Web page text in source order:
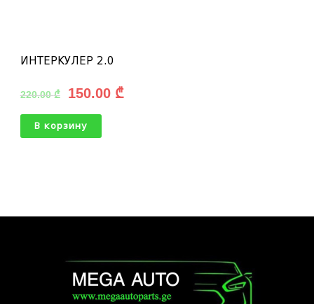
ИНТЕРКУЛЕР 2.0
220.00₾ 150.00 ₾
В корзину